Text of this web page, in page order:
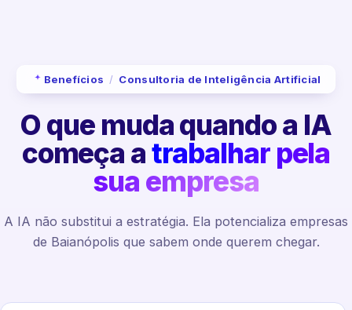
Benefícios / Consultoria de Inteligência Artificial
O que muda quando a IA
começa atrabalhar pela
sua empresa
A IA não substitui a estratégia. Ela potencializa empresas
de Baianópolis que sabem onde querem chegar.